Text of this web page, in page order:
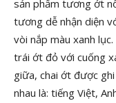
sản phẩm tương ớt
tương dễ nhận diện
vòi nắp màu xanh
trái ớt đỏ với cuống
giữa, chai ớt được
nhau là: tiếng Việt,